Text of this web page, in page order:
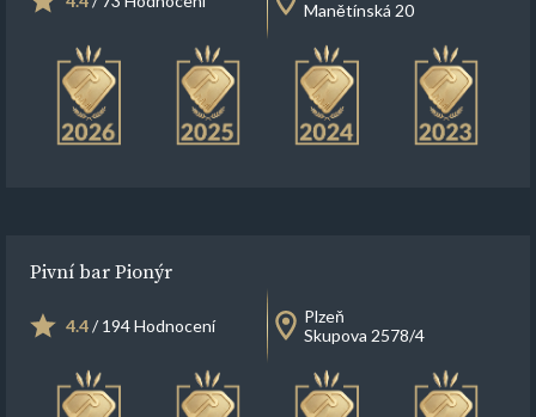
Manětínská 20
Pivní bar Pionýr
4.4/ 194 Hodnocení
Plzeň
Skupova 2578/4